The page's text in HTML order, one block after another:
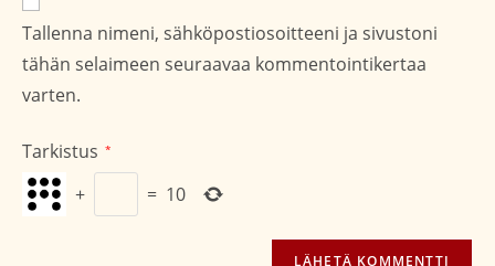
osoite/URL
(valinnainen)
Tallenna nimeni, sähköpostiosoitteeni ja sivustoni
tähän selaimeen seuraavaa kommentointikertaa
varten.
Tarkistus *
+ = 10